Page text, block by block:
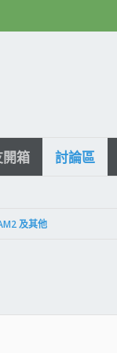
箱 討論區
及其他